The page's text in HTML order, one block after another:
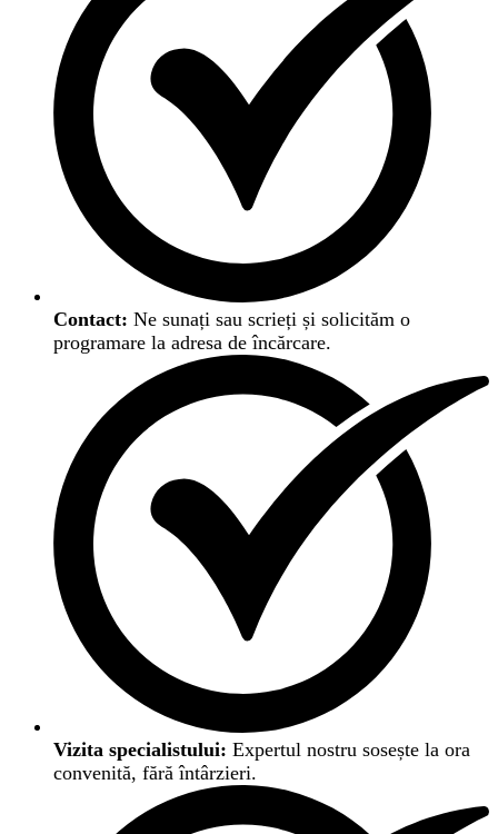
Contact: Ne sunați sau scrieți și solicităm o
programare la adresa de încărcare.
Vizita specialistului: Expertul nostru sosește la ora
convenită, fără întârzieri.